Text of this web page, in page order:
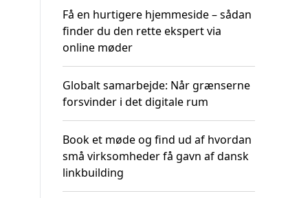
Få en hurtigere hjemmeside – sådan
finder du den rette ekspert via
online møder
Globalt samarbejde: Når grænserne
forsvinder i det digitale rum
Book et møde og find ud af hvordan
små virksomheder få gavn af dansk
linkbuilding